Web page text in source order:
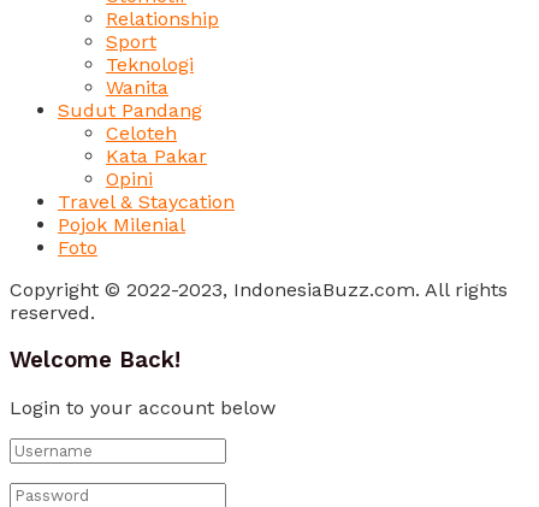
Relationship
Sport
Teknologi
Wanita
Sudut Pandang
Celoteh
Kata Pakar
Opini
Travel & Staycation
Pojok Milenial
Foto
Copyright © 2022-2023, IndonesiaBuzz.com. All rights
reserved.
Welcome Back!
Login to your account below